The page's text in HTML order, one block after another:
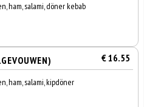
ham, salami, döner kebab
€ 16.55
ham, salami, kipdöner